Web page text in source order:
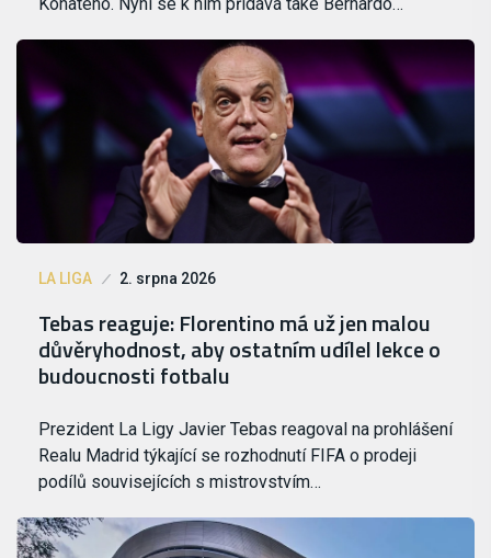
LA LIGA 2. srpna 2026
Tebas reaguje: Florentino má už jen malou
důvěryhodnost, aby ostatním udílel lekce o
budoucnosti fotbalu
Prezident La Ligy Javier Tebas reagoval na prohlášení
Realu Madrid týkající se rozhodnutí FIFA o prodeji
podílů souvisejících s mistrovstvím…